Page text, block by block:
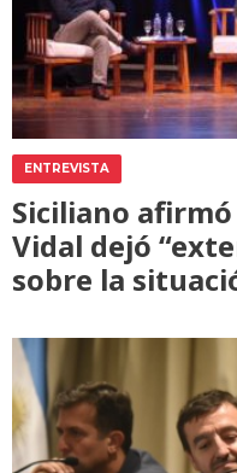
ENTREVISTA
Siciliano
Vidal dejó
sobre la